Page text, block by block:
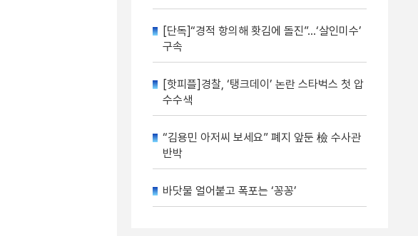
[단독]“경적 항의해 홧김에 돌진”…‘살인미수’
구속
[핫피플]경찰, ‘탱크데이’ 논란 스타벅스 첫 압
수수색
“김용민 아저씨 보세요” 폐지 앞둔 檢 수사관
반박
바닷물 얼어붙고 폭포는 ‘꽁꽁’